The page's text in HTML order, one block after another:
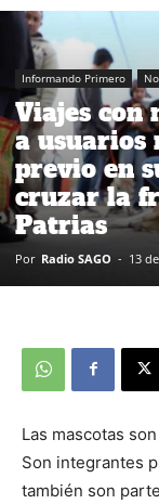
Informando Primero
Viajes con
a
previo en
cruzar la
Patrias
Por Radio SAGO - 13
Las mascotas
Son integrantes
también son